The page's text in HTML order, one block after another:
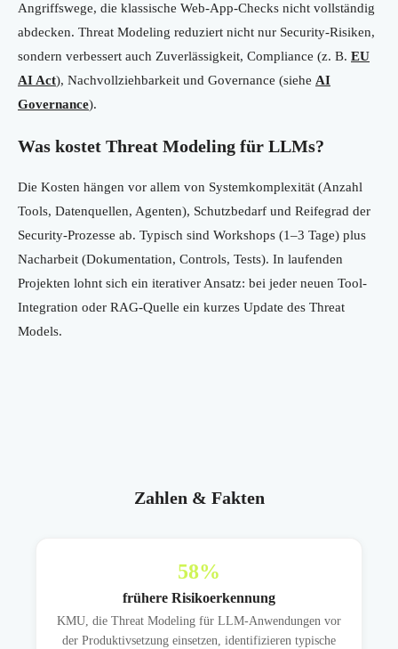
Angriffswege, die klassische Web-App-Checks nicht vollständig
abdecken. Threat Modeling reduziert nicht nur Security-Risiken,
sondern verbessert auch Zuverlässigkeit, Compliance (z. B. EU
AI Act), Nachvollziehbarkeit und Governance (siehe AI
Governance).
Was kostet Threat Modeling für LLMs?
Die Kosten hängen vor allem von Systemkomplexität (Anzahl
Tools, Datenquellen, Agenten), Schutzbedarf und Reifegrad der
Security-Prozesse ab. Typisch sind Workshops (1–3 Tage) plus
Nacharbeit (Dokumentation, Controls, Tests). In laufenden
Projekten lohnt sich ein iterativer Ansatz: bei jeder neuen Tool-
Integration oder RAG-Quelle ein kurzes Update des Threat
Models.
Zahlen & Fakten
58%
frühere Risikoerkennung
KMU, die Threat Modeling für LLM-Anwendungen vor
der Produktivsetzung einsetzen, identifizieren typische